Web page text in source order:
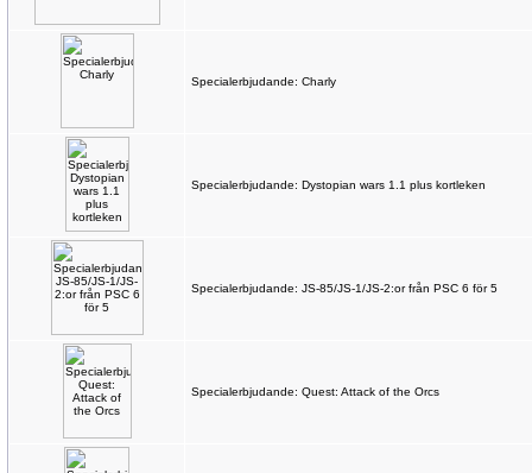
Specialerbjudande: Charly
Specialerbjudande: Dystopian wars 1.1 plus kortleken
Specialerbjudande: JS-85/JS-1/JS-2:or från PSC 6 för 5
Specialerbjudande: Quest: Attack of the Orcs